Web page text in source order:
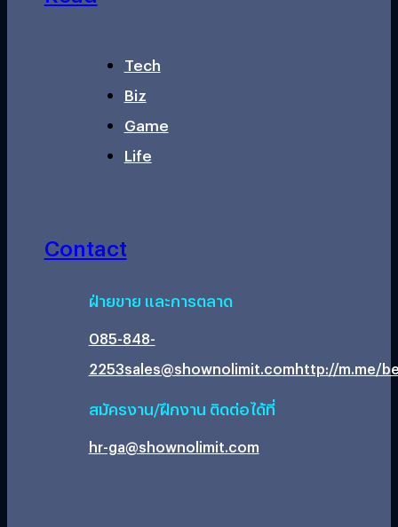
Tech
Biz
Game
Life
Contact
ฝ่ายขาย และการตลาด
085-848-
2253sales@shownolimit.comhttp://m.me/
สมัครงาน/ฝึกงาน ติดต่อได้ที่
hr-ga@shownolimit.com